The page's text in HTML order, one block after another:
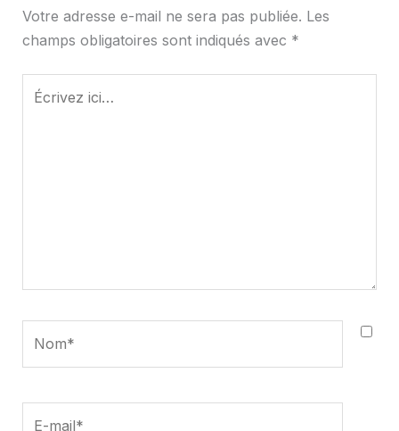
Votre adresse e-mail ne sera pas publiée. Les
champs obligatoires sont indiqués avec *
Écrivez